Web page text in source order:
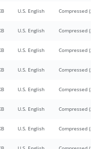
U.S. English Compressed
U.S. English Compressed
U.S. English Compressed
U.S. English Compressed
U.S. English Compressed
U.S. English Compressed
U.S. English Compressed